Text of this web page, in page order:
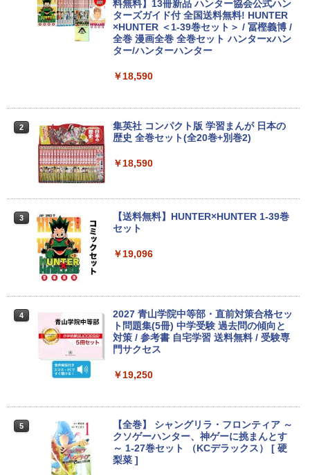
ソコン/Celeron Core2/メモリ:4GB/SSD:
128GB/15.6インチ 大画面/DVD/新品 マ
ウス 付き/中古ノートPC 中古ノートパソ
コン パソコン 中古パソコン
第5世代Celeron メモリ8GB SSD128GB
Windows11 Office 2019搭載 在宅勤務
安
【★最大100%ポイント】【新生活応援・
2026】【Office 2019 H&B】【カメラ×F
HD】富士通 LIFEBOOK U939/第8世代 C
SB-C/USB3.1/パソコン 中古PC 中古ノー
トパソコン Windows11
￥25,800
ノートパソコン 新品 14型 Office付き Wi
256GB/512GB 日本語キーボード 初期設
定済 軽量 薄型 14インチ 学習用 PC 子ど
も 11世代 インテル 1年保証 在宅勤務 テ
レワーク ギフト 楽天1位 送料無料
￥29,800
クト おまかせデスクトップPC デュアル
モニターセット WPS Office付き Windo
ws11-Pro メモリ8GB SSD256GB コアi5
(第8世代以降)搭載 DVDドライブ 22イン
チ以上液晶ディスプレイセット 中古パソ
富士通 FMV K5010 AIO 23.8インチ 第10
D 512GB Office付き Webカメラ WiFi W
￥49,800
【期間限定P15倍+最大10%OFFクーポ
ン】 【3年保証】APPLE アップル MAC
中古デスクトップパソコン 中古パソコン
デスクトップパソコン デスクトップ PC
￥55,000
【ポイント10倍】美品 HP 400 G6 SF 9
GB 新品M.2SSD256GB 512GB office付
き デスクトップパソコン 中古パソコン P
C Windows11 pro Win11 3画面対応 PC
800 600 G5 G4 モニタ セット オフィス
2024 搭載 選択可 8世代 10世代 DELL 13
11a
古 アウトレット 返品 送料無料 中古ディ
スプレイ 中古モニター ディスプレイ 液
晶 モニター 液晶モニター 液晶ディスプ
レイ 本体 パソコンモニター デュアル
11 [21.5型液晶ディスプレイ/1920×1080/
HDMI、D-Sub/スピーカー：あり/5年間
3
ASUS エイスース 液晶ディスプレイ Ey
e Care [ 21.45型 / フルHD(1920×1080) /
ワイド ] ブラック VP227HF
4
【期間限定5%OFFクーポン 8/12 10時ま
で】 モニター 23.8インチ 144Hz FHD p
cモニター フリッカーレス FullHD ブル
HDMI 144hz pcモニター Adaptive-Syn
c ブラック MAXZEN MJM24IC01 MJM2
￥10,980
アイ・オー・データ機器 ワイド液晶ディ
料無料】13冊新品 ハンター協会公式ハン
ターズガイド付 全国送料無料! HUNTER
×HUNTER ＜1-39巻セット＞ / 冨樫義博 /
全巻 漫画全巻 全巻セット ハンターxハン
ター/ハンターハンター
￥18,590
2
集英社 コンパクト版 学習まんが 日本の
歴史 全巻セット(全20巻+別巻2)
￥18,590
3
【送料無料】HUNTER×HUNTER 1-39巻
セット
￥19,096
4
2027 青山学院中等部・直前対策合格セッ
ト問題集(5冊) 中学受験 過去問の傾向と
対策 / 参考書 自宅学習 送料無料 / 受験専
門サクセス
￥19,250
5
【全巻】 シャングリラ・フロンティア ～
クソゲーハンター、神ゲーに挑まんとす
～ 1-27巻セット （KCデラックス） [ 硬
梨菜 ]